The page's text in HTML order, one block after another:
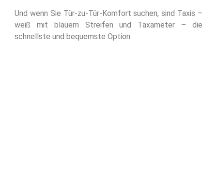
Und wenn Sie Tür-zu-Tür-Komfort suchen, sind Taxis –
weiß mit blauem Streifen und Taxameter – die
schnellste und bequemste Option.